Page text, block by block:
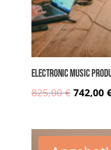
Electronic MUSIC
825,00€ 742,00